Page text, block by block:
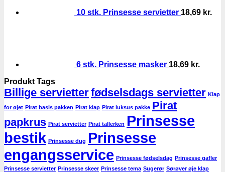
10 stk. Prinsesse servietter 18,69 kr.
6 stk. Prinsesse masker 18,69 kr.
Produkt Tags
Billige servietterfødselsdags servietter Klap
for øjet Pirat basis pakken Pirat klap Pirat luksus pakke Pirat
papkrus Pirat servietter Pirat tallerken Prinsesse
bestik Prinsesse dug Prinsesse
engangsservice Prinsesse fødselsdag Prinsesse gafler
Prinsesse servietter Prinsesse skeer Prinsesse tema Sugerør Sørøver øje klap